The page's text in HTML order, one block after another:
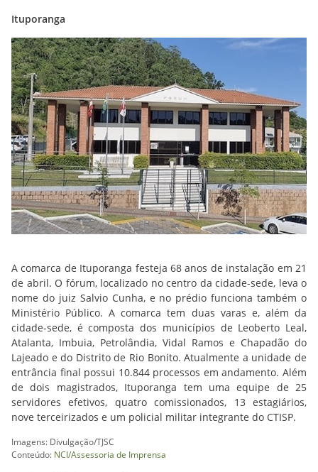
Ituporanga
A comarca de Ituporanga festeja 68 anos de instalação em 21
de abril. O fórum, localizado no centro da cidade-sede, leva o
nome do juiz Salvio Cunha, e no prédio funciona também o
Ministério Público. A comarca tem duas varas e, além da
cidade-sede, é composta dos municípios de Leoberto Leal,
Atalanta, Imbuia, Petrolândia, Vidal Ramos e Chapadão do
Lajeado e do Distrito de Rio Bonito. Atualmente a unidade de
entrância final possui 10.844 processos em andamento. Além
de dois magistrados, Ituporanga tem uma equipe de 25
servidores efetivos, quatro comissionados, 13 estagiários,
nove terceirizados e um policial militar integrante do CTISP.
Imagens: Divulgação/TJSC
Conteúdo: NCI/Assessoria de Imprensa